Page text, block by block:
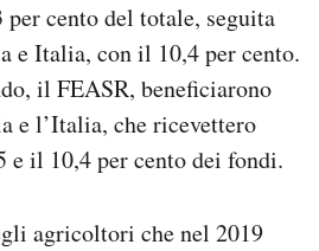
cento del totale, seguita
e Italia, con il 10,4 per cento.
il FEASR, beneficiarono
e l’Italia, che ricevettero
il 10,4 per cento dei fondi.
agricoltori che nel 2019